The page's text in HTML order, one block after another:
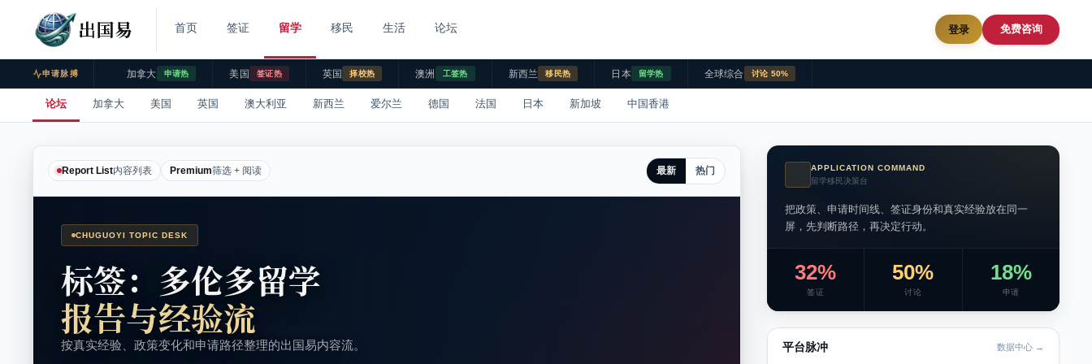
出国易 首页 签证 留学 移民 生活 论坛 登录 免费咨询
申请脉搏 加拿大 申请热 美国 签证热 英国 择校热 澳洲 工签热 新西兰 移民热 日本 留学热 全球综合 讨论 50%
论坛 加拿大 美国 英国 澳大利亚 新西兰 爱尔兰 德国 法国 日本 新加坡 中国香港
Report List内容列表 Premium筛选 + 阅读 最新 热门
CHUGUOYI TOPIC DESK
标签：多伦多留学
报告与经验流
按真实经验、政策变化和申请路径整理的出国易内容流。
APPLICATION COMMAND
留学移民决策台
把政策、申请时间线、签证身份和真实经验放在同一
屏，先判断路径，再决定行动。
32%
签证
50%
讨论
18%
申请
平台脉冲 数据中心 →